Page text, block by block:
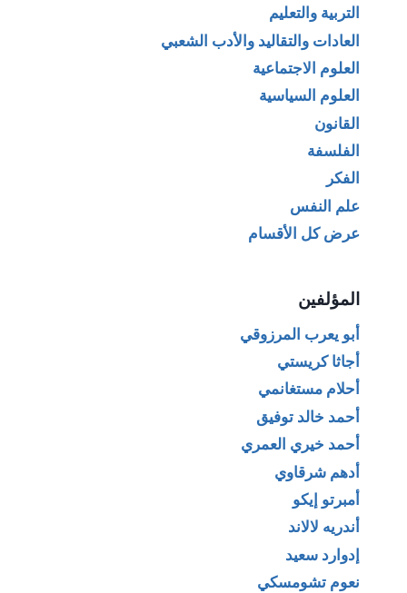
التربية والتعليم
العادات والتقاليد والأدب الشعبي
العلوم الاجتماعية
العلوم السياسية
القانون
الفلسفة
الفكر
علم النفس
عرض كل الأقسام
المؤلفين
أبو يعرب المرزوقي
أجاثا كريستي
أحلام مستغانمي
أحمد خالد توفيق
أحمد خيري العمري
أدهم شرقاوي
أمبرتو إيكو
أندريه لالاند
إدوارد سعيد
نعوم تشومسكي